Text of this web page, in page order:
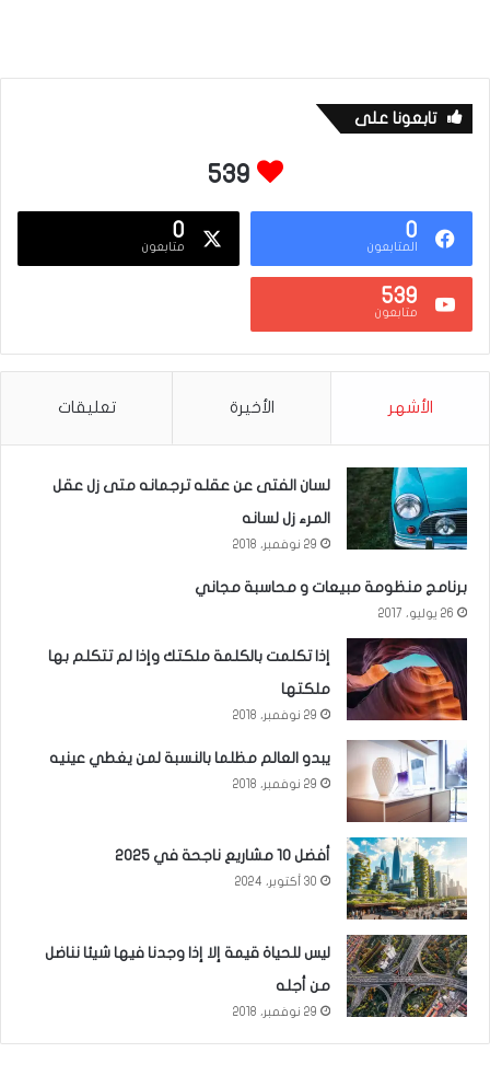
د
ا
خ
ص
ا
تابعونا على
539
0
المتابعون
0
متابعون
539
متابعون
الأشهر الأخيرة تعليقات
لسان الفتى عن عقله ترجمانه متى زل عقل
المرء زل لسانه
29 نوفمبر، 2018
برنامج منظومة مبيعات و محاسبة مجاني
26 يوليو، 2017
إذا تكلمت بالكلمة ملكتك وإذا لم تتكلم بها
ملكتها
29 نوفمبر، 2018
يبدو العالم مظلما بالنسبة لمن يغطي عينيه
29 نوفمبر، 2018
أفضل 10 مشاريع ناجحة في 2025
30 أكتوبر، 2024
ليس للحياة قيمة إلا إذا وجدنا فيها شيئا نناضل
من أجله
29 نوفمبر، 2018